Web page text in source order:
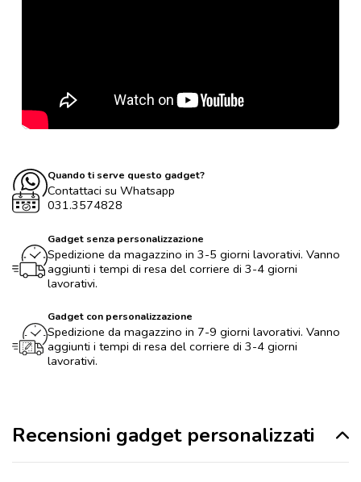
Quando ti serve questo gadget?
Contattaci su Whatsapp
031.3574828
Gadget senza personalizzazione
Spedizione da magazzino in 3-5 giorni lavorativi. Vanno
aggiunti i tempi di resa del corriere di 3-4 giorni
lavorativi.
Gadget con personalizzazione
Spedizione da magazzino in 7-9 giorni lavorativi. Vanno
aggiunti i tempi di resa del corriere di 3-4 giorni
lavorativi.
Recensioni gadget personalizzati